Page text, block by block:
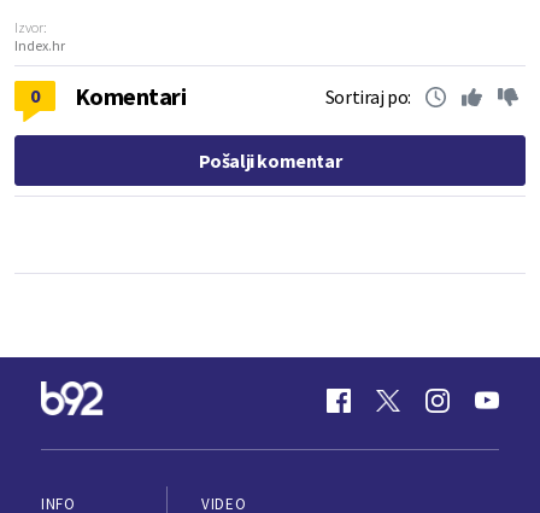
Izvor:
Index.hr
0 Komentari Sortiraj po:
Pošalji komentar
INFO
VIDEO